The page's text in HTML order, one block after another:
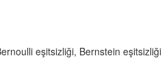
eşitsizliği, Bernstein eşitsizliği